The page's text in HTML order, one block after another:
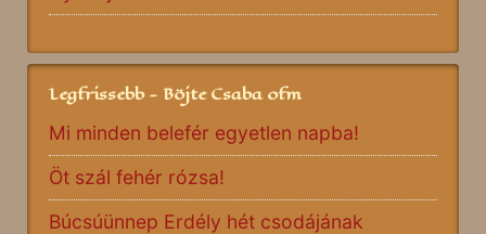
Legfrissebb - Böjte Csaba ofm
Mi minden belefér egyetlen napba!
Öt szál fehér rózsa!
Búcsúünnep Erdély hét csodájának